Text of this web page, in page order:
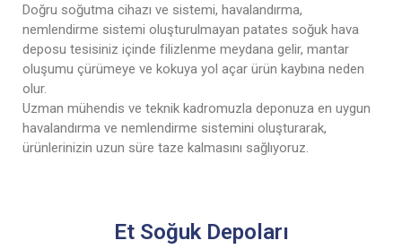
Doğru soğutma cihazı ve sistemi, havalandırma,
nemlendirme sistemi oluşturulmayan patates soğuk hava
deposu tesisiniz içinde filizlenme meydana gelir, mantar
oluşumu çürümeye ve kokuya yol açar ürün kaybına neden
olur.
Uzman mühendis ve teknik kadromuzla deponuza en uygun
havalandırma ve nemlendirme sistemini oluşturarak,
ürünlerinizin uzun süre taze kalmasını sağlıyoruz.
Et Soğuk Depoları